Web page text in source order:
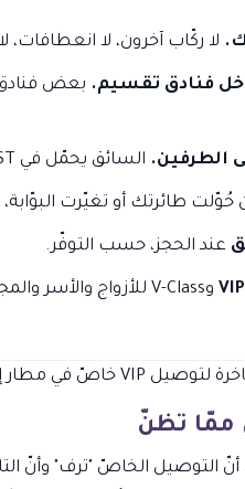
لا ركّاب آخرون، لا
فنادق تقسيم. بعض فنادق
الطرفين. السائق يحمّل في IST ويفرّغ عند الفندق.
حُوّلت طائرتك أو تغيّرت
عند الحجز، حسب التوفّر.
ممّا تظنّ